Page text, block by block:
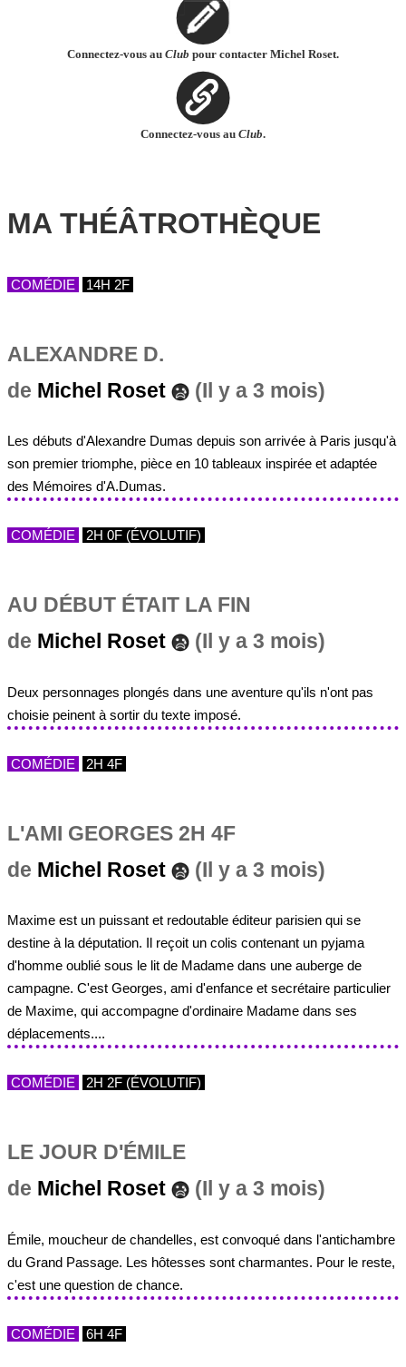
Connectez-vous au Club pour contacter Michel Roset.
Connectez-vous au Club.
MA THÉÂTROTHÈQUE
COMÉDIE 14H 2F
ALEXANDRE D.
de Michel Roset (Il y a 3 mois)
Les débuts d'Alexandre Dumas depuis son arrivée à Paris jusqu'à
son premier triomphe, pièce en 10 tableaux inspirée et adaptée
des Mémoires d'A.Dumas.
COMÉDIE 2H 0F (ÉVOLUTIF)
AU DÉBUT ÉTAIT LA FIN
de Michel Roset (Il y a 3 mois)
Deux personnages plongés dans une aventure qu'ils n'ont pas
choisie peinent à sortir du texte imposé.
COMÉDIE 2H 4F
L'AMI GEORGES 2H 4F
de Michel Roset (Il y a 3 mois)
Maxime est un puissant et redoutable éditeur parisien qui se
destine à la députation. Il reçoit un colis contenant un pyjama
d'homme oublié sous le lit de Madame dans une auberge de
campagne. C'est Georges, ami d'enfance et secrétaire particulier
de Maxime, qui accompagne d'ordinaire Madame dans ses
déplacements....
COMÉDIE 2H 2F (ÉVOLUTIF)
LE JOUR D'ÉMILE
de Michel Roset (Il y a 3 mois)
Émile, moucheur de chandelles, est convoqué dans l'antichambre
du Grand Passage. Les hôtesses sont charmantes. Pour le reste,
c'est une question de chance.
COMÉDIE 6H 4F